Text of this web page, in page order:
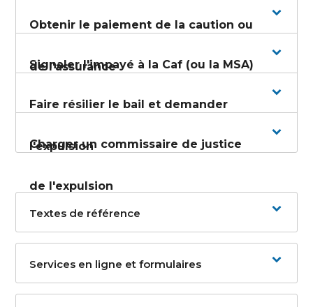
Obtenir le paiement de la caution ou
de l'assurance
Signaler l'impayé à la Caf (ou la MSA)
Faire résilier le bail et demander
l'expulsion
Charger un commissaire de justice
de l'expulsion
Textes de référence
Services en ligne et formulaires